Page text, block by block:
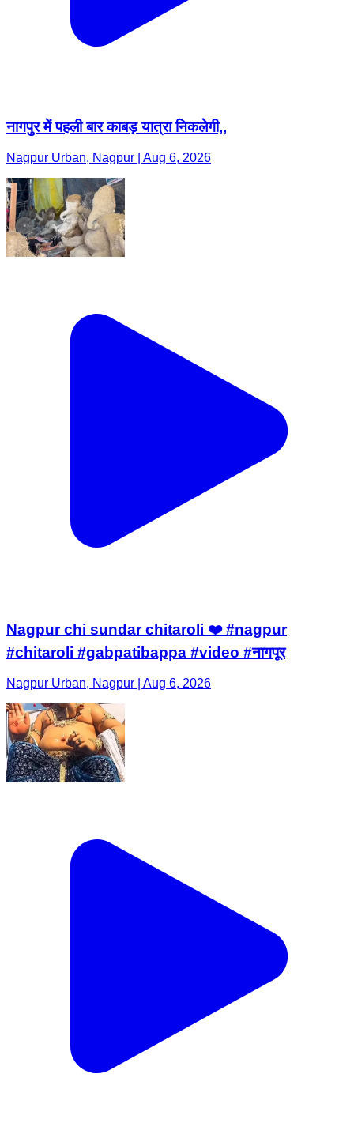
नागपुर में पहली बार काबड़ यात्रा निकलेगी,,
Nagpur Urban, Nagpur | Aug 6, 2026
Nagpur chi sundar chitaroli ❤️ #nagpur
#chitaroli #gabpatibappa #video #नागपूर
Nagpur Urban, Nagpur | Aug 6, 2026